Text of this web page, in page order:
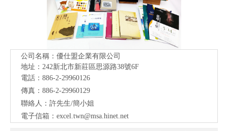
公司名稱：優仕盟企業有限公司
地址：242新北市新莊區思源路38號6F
電話：886-2-29960126
傳真：886-2-29960129
聯絡人：許先生/簡小姐
電子信箱： excel.twn@msa.hinet.net